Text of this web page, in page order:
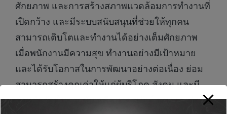
ศักยภาพ และการสร้างสภาพแวดล้อมการทำงานที่
เปิดกว้าง และมีระบบสนับสนุนที่ช่วยให้ทุกคน
สามารถเติบโตและทำงานได้อย่างเต็มศักยภาพ
เมื่อพนักงานมีความสุข ทำงานอย่างมีเป้าหมาย
และได้รับโอกาสในการพัฒนาอย่างต่อเนื่อง ย่อม
สามารถสร้างคุณค่าให้แก่ผู้บริโภค สังคม และมี
ส่วนสำคัญในการขับเคลื่อนการเติบโตขององค์กร